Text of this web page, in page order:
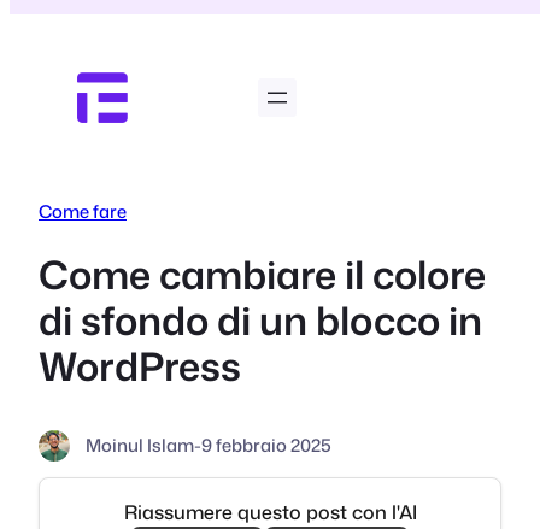
contenuto
Come fare
Come cambiare il colore
di sfondo di un blocco in
WordPress
Moinul Islam-9 febbraio 2025
Riassumere questo post con l'AI